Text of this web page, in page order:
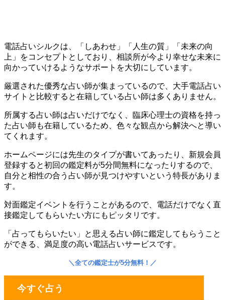
電話占いシルクは、「しあわせ」「人生の質」「未来の向
上」をコンセプトとしており、相談所が今より幸せな未来に
向かっていけるようなサポートを大切にしています。
厳選された優秀な占い師が集まっているので、大手電話占い
サイトと比較すると在籍している占い師は多くありません。
所属する占い師は占いだけでなく、臨床心理士の資格を持っ
た占い師も在籍しているため、色々な観点から解決へと導い
てくれます。
ホームページには先生のタイプが書いてあったり、新規会員
登録すると初回の鑑定料が5分間無料になったりするので、
自分と相性の合う占い師が見つけやすいという特長がありま
す。
対面鑑定イベントを行うことがあるので、電話だけでなく直
接鑑定してもらいたい方にもピッタリです。
「占ってもらいたい」と思える占い師に鑑定してもらうこと
ができる、満足度の高い電話占いサービスです。
＼ 全ての鑑定士が5分無料！ ／
今すぐ占う